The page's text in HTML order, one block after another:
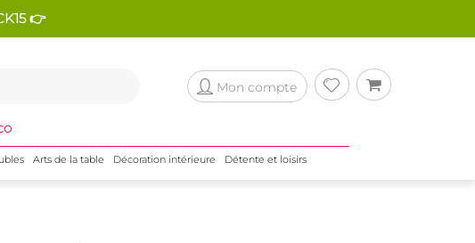
👉
Mon compte
Arts de la table Décoration intérieure Détente et loisirs